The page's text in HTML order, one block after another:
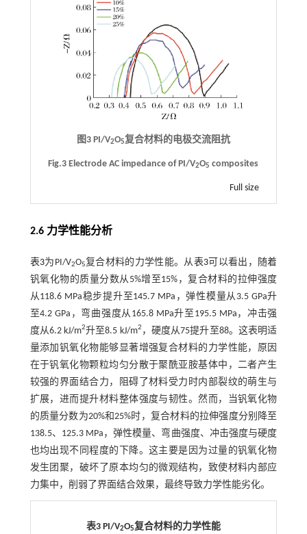
图3 PI/V2O5复合材料的电极交流阻抗
Fig.3 Electrode AC impedance of PI/V2O5 composites
Full size
2.6 力学性能分析
表3为PI/V2O5复合材料的力学性能。从表3可以看出，随着
钒氧化物的质量分数从5%增至15%，复合材料的拉伸强度
从118.6 MPa稳步提升至145.7 MPa，弹性模量从3.5 GPa升
至4.2 GPa，弯曲强度从165.8 MPa升至195.5 MPa，冲击强
度从6.2 kJ/m2升至8.5 kJ/m2 ，硬度从75提升至88。这表明适
量添加钒氧化物能够显著增强复合材料的力学性能，原因
在于钒氧化物颗粒均匀分散于聚酰亚胺基体中，二者产生
较强的界面结合力，阻碍了材料受力时内部裂纹的萌生与
扩展，进而提升材料整体强度与韧性。然而，当钒氧化物
的质量分数为20%和25%时，复合材料的拉伸强度分别降至
138.5、125.3 MPa，弹性模量、弯曲强度、冲击强度与硬度
也均出现不同程度的下降。这主要是因为过量的钒氧化物
发生团聚，破坏了原本均匀的微观结构，致使材料内部应
力集中，削弱了界面结合效果，最终导致力学性能劣化。
表3 PI/V2O5复合材料的力学性能